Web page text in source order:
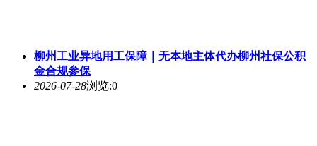
柳州工业异地用工保障｜无本地主体代办柳州社保公积
金合规参保
2026-07-28浏览:0